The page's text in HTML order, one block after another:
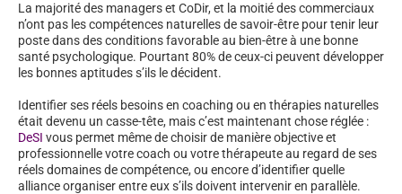
La majorité des managers et CoDir, et la moitié des commerciaux
n’ont pas les compétences naturelles de savoir-être pour tenir leur
poste dans des conditions favorable au bien-être à une bonne
santé psychologique. Pourtant 80% de ceux-ci peuvent développer
les bonnes aptitudes s’ils le décident.
Identifier ses réels besoins en coaching ou en thérapies naturelles
était devenu un casse-tête, mais c’est maintenant chose réglée :
DeSI vous permet même de choisir de manière objective et
professionnelle votre coach ou votre thérapeute au regard de ses
réels domaines de compétence, ou encore d’identifier quelle
alliance organiser entre eux s’ils doivent intervenir en parallèle.